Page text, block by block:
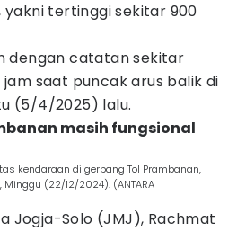
tertinggi sekitar 900
dengan catatan sekitar
saat puncak arus balik di
(5/4/2025) lalu.
masih fungsional
kendaraan di gerbang Tol Prambanan,
Minggu (22/12/2024). (ANTARA
Jogja-Solo (JMJ), Rachmat